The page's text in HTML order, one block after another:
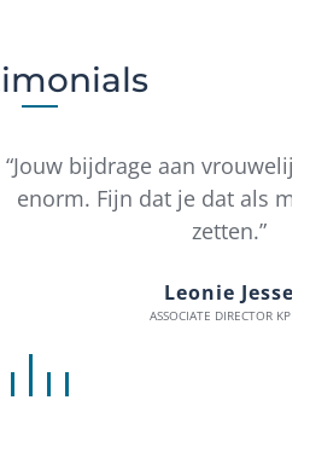
vrouwelijk leiderschap is
dat als mentor voort zal